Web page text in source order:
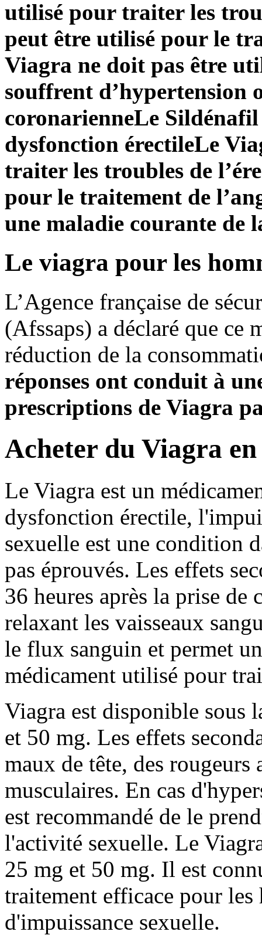
utilisé pour traiter les
peut être utilisé pour le
Viagra ne doit pas être
souffrent d’hypertension
coronarienneLe
dysfonction érectileLe
traiter les troubles de
pour le traitement de
une maladie courante de
Le viagra pour les
L’Agence française de
(Afssaps) a déclaré que ce
réduction de la
réponses ont conduit à
prescriptions de Viagra
Acheter du Viagra
Le Viagra est un
dysfonction érectile,
sexuelle est une condition
pas éprouvés. Les effets
36 heures après la prise
relaxant les vaisseaux
le flux sanguin et permet
médicament utilisé pour
Viagra est disponible sous
et 50 mg. Les effets
maux de tête, des rougeurs
musculaires. En cas
est recommandé de le
l'activité sexuelle. Le
25 mg et 50 mg. Il est
traitement efficace pour
d'impuissance sexuelle.